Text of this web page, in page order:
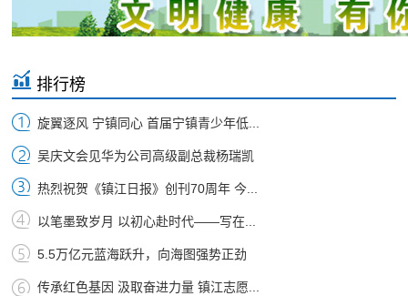
排行榜
旋翼逐风 宁镇同心 首届宁镇青少年低...
吴庆文会见华为公司高级副总裁杨瑞凯
热烈祝贺《镇江日报》创刊70周年 今...
以笔墨致岁月 以初心赴时代——写在...
5.5万亿元蓝海跃升，向海图强势正劲
传承红色基因 汲取奋进力量 镇江志愿...